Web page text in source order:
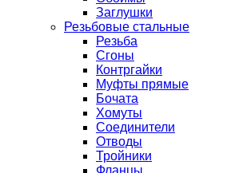
Заглушки
Резьбовые стальные
Резьба
Сгоны
Контргайки
Муфты прямые
Бочата
Хомуты
Соединители
Отводы
Тройники